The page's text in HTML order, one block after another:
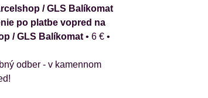
/ GLS Balíkomat
po platbe vopred na
/ GLS Balíkomat• 6 € •
odber - v kamennom